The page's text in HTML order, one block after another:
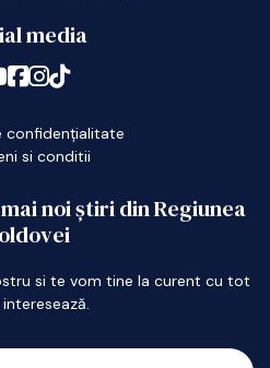
media
confidențialitate
si conditii
noi știri din Regiunea
si te vom tine la curent cu tot